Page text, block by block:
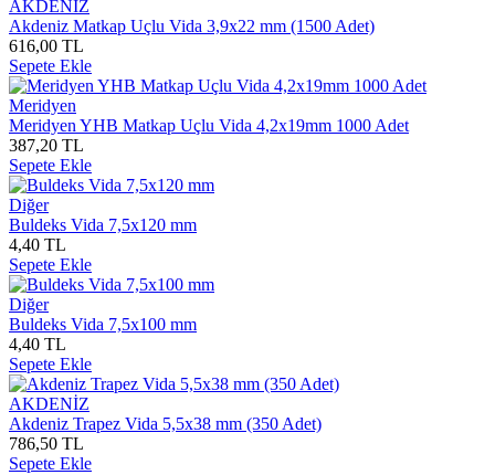
AKDENİZ
Akdeniz Matkap Uçlu Vida 3,9x22 mm (1500 Adet)
616,00 TL
Sepete Ekle
Meridyen
Meridyen YHB Matkap Uçlu Vida 4,2x19mm 1000 Adet
387,20 TL
Sepete Ekle
Diğer
Buldeks Vida 7,5x120 mm
4,40 TL
Sepete Ekle
Diğer
Buldeks Vida 7,5x100 mm
4,40 TL
Sepete Ekle
AKDENİZ
Akdeniz Trapez Vida 5,5x38 mm (350 Adet)
786,50 TL
Sepete Ekle